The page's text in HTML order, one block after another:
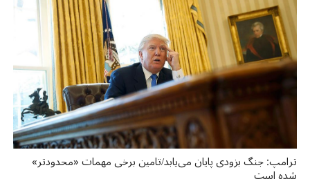
ترامپ: جنگ بزودی پایان می‌یابد/تامین برخی مهمات «محدودتر»
شده است